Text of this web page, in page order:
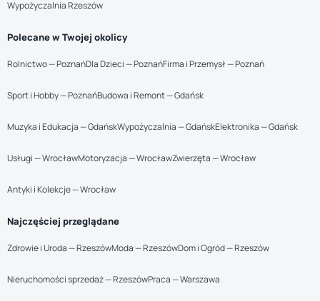
Wypożyczalnia Rzeszów
Polecane w Twojej okolicy
Rolnictwo — PoznańDla Dzieci — PoznańFirma i Przemysł — Poznań
Sport i Hobby — PoznańBudowa i Remont — Gdańsk
Muzyka i Edukacja — GdańskWypożyczalnia — GdańskElektronika — Gdańsk
Usługi — WrocławMotoryzacja — WrocławZwierzęta — Wrocław
Antyki i Kolekcje — Wrocław
Najczęściej przeglądane
Zdrowie i Uroda — RzeszówModa — RzeszówDom i Ogród — Rzeszów
Nieruchomości sprzedaż — RzeszówPraca — Warszawa